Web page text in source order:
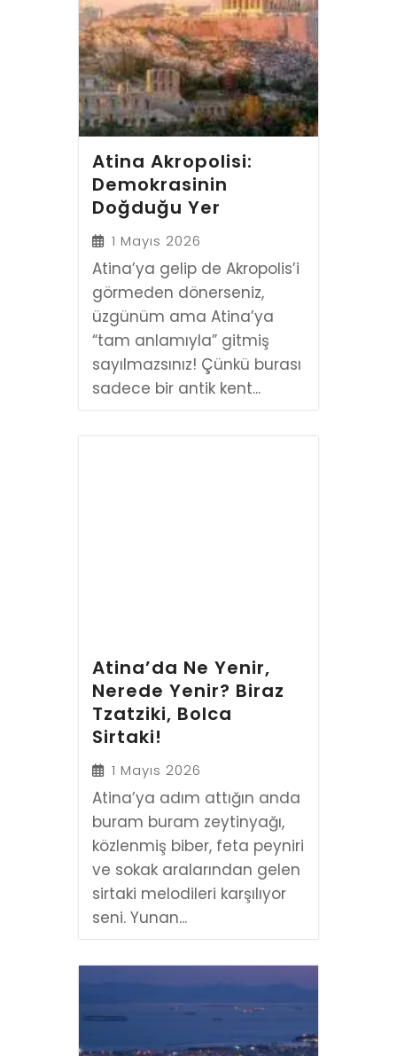
Atina Akropolisi:
Demokrasinin
Doğduğu Yer
1 Mayıs 2026
Atina’ya gelip de Akropolis’i
görmeden dönerseniz,
üzgünüm ama Atina’ya
“tam anlamıyla” gitmiş
sayılmazsınız! Çünkü burası
sadece bir antik kent...
Atina’da Ne Yenir,
Nerede Yenir? Biraz
Tzatziki, Bolca
Sirtaki!
1 Mayıs 2026
Atina’ya adım attığın anda
buram buram zeytinyağı,
közlenmiş biber, feta peyniri
ve sokak aralarından gelen
sirtaki melodileri karşılıyor
seni. Yunan...